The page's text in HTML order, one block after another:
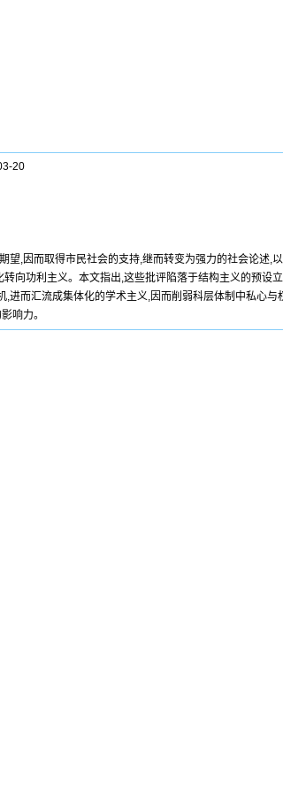
20
,因而取得市民社会的支持,继而转变为强力的社会论述,
向功利主义。本文指出,这些批评陷落于结构主义的预设
而汇流成集体化的学术主义,因而削弱科层体制中私心与
响力。